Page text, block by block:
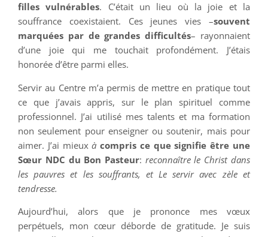
filles vulnérables. C’était un lieu où la joie et la
souffrance coexistaient. Ces jeunes vies –souvent
marquées par de grandes difficultés– rayonnaient
d’une joie qui me touchait profondément. J’étais
honorée d’être parmi elles.
Servir au Centre m’a permis de mettre en pratique tout
ce que j’avais appris, sur le plan spirituel comme
professionnel. J’ai utilisé mes talents et ma formation
non seulement pour enseigner ou soutenir, mais pour
aimer. J’ai mieuxàcompris ce que signifie être une
Sœur NDC du Bon Pasteur: reconnaître le Christ dans
les pauvres et les souffrants, et Le servir avec zèle et
tendresse.
Aujourd’hui, alors que je prononce mes vœux
perpétuels, mon cœur déborde de gratitude. Je suis